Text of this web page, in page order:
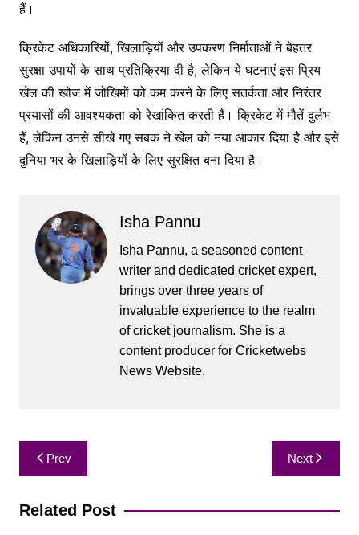
हैं।
क्रिकेट अधिकारियों, खिलाड़ियों और उपकरण निर्माताओं ने बेहतर
सुरक्षा उपायों के साथ प्रतिक्रिया दी है, लेकिन ये घटनाएं इस प्रिय
खेल की खोज में जोखिमों को कम करने के लिए सतर्कता और निरंतर
प्रयासों की आवश्यकता को रेखांकित करती हैं। क्रिकेट में मौतें दुर्लभ
हैं, लेकिन उनसे सीखे गए सबक ने खेल को नया आकार दिया है और इसे
दुनिया भर के खिलाड़ियों के लिए सुरक्षित बना दिया है।
Isha Pannu
Isha Pannu, a seasoned content
writer and dedicated cricket expert,
brings over three years of
invaluable experience to the realm
of cricket journalism. She is a
content producer for Cricketwebs
News Website.
Post
navigation
Prev Next
Related Post